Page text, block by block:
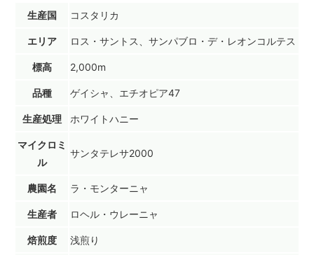
生産国 コスタリカ
エリア ロス・サントス、サンパブロ・デ・レオンコルテス
標高 2,000m
品種 ゲイシャ、エチオピア47
生産処理 ホワイトハニー
マイクロミ
ル
サンタテレサ2000
農園名 ラ・モンターニャ
生産者 ロヘル・ウレーニャ
焙煎度 浅煎り